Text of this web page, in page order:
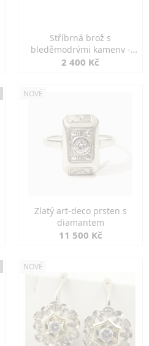
Stříbrná brož s
bleděmodrými kameny -
jemná elegance
2 400 Kč
NOVÉ
Zlatý art-deco prsten s
diamantem
11 500 Kč
NOVÉ